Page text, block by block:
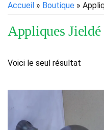
Accueil » Boutique »
Appliques Jieldé
Voici le seul résultat